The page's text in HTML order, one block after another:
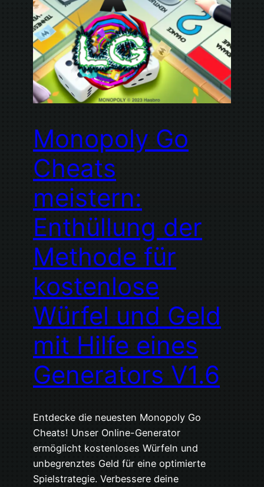
Monopoly Go
Cheats
meistern:
Enthüllung der
Methode für
kostenlose
Würfel und Geld
mit Hilfe eines
Generators V1.6
Entdecke die neuesten Monopoly Go
Cheats! Unser Online-Generator
ermöglicht kostenloses Würfeln und
unbegrenztes Geld für eine optimierte
Spielstrategie. Verbessere deine